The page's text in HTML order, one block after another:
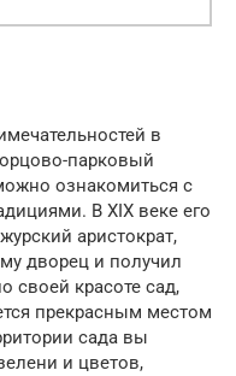
в
парковый
ознакомиться с
В XIX веке его
аристократ,
дворец и получил
своей красоте сад,
прекрасным местом
сада вы
и цветов,